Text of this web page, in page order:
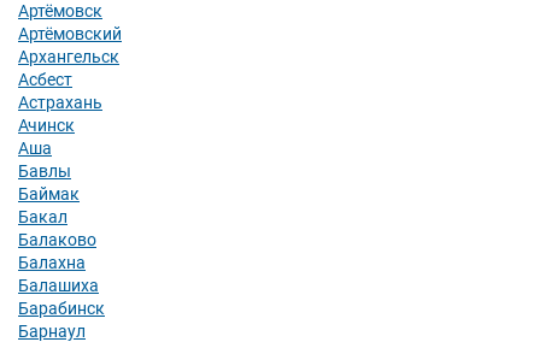
Артёмовск
Артёмовский
Архангельск
Асбест
Астрахань
Ачинск
Аша
Бавлы
Баймак
Бакал
Балаково
Балахна
Балашиха
Барабинск
Барнаул